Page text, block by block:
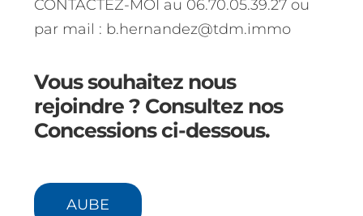
CONTACTEZ-MOI au 06.70.05.39.27 ou
par mail : b.hernandez@tdm.immo
Vous souhaitez nous
rejoindre ? Consultez nos
Concessions ci-dessous.
AUBE